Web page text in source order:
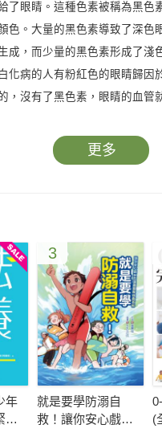
了眼睛。這種色素被稱為黑色
色。大量的黑色素導致了深色
成，而少量的黑色素形成了淺
化病的人有粉紅色的眼睛歸因
，沒有了黑色素，眼睛的血管
更多
年
3
就是要學防溺自
救！讓你安心戲水
(